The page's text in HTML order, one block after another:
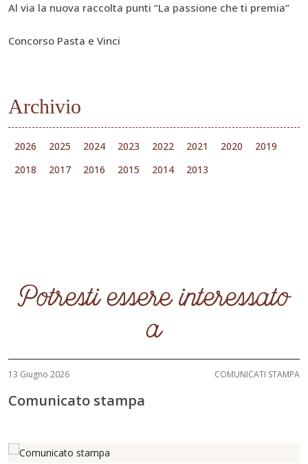
Al via la nuova raccolta punti “La passione che ti premia”
Concorso Pasta e Vinci
Archivio
2026 2025 2024 2023 2022 2021 2020
2019
2018
2017 2016 2015 2014 2013
Potresti essere interessato
a
13 Giugno 2026 COMUNICATI STAMPA
Comunicato stampa